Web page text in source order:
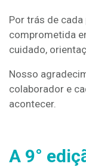
Por trás de
comprometida
cuidado,
Nosso
colaborador e
acontecer.
A 9°